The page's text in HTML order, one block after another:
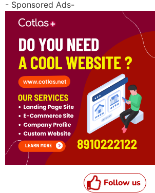
- Sponsored Ads-
Follow us